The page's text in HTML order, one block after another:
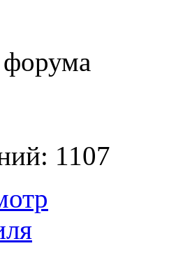
1107